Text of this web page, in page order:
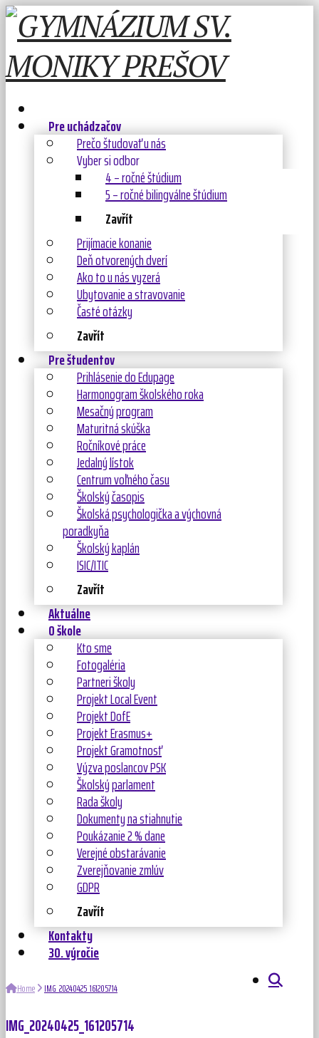
Pre uchádzačov
Prečo študovať u nás
Vyber si odbor
4 – ročné štúdium
5 – ročné bilingválne štúdium
Zavřít
Prijímacie konanie
Deň otvorených dverí
Ako to u nás vyzerá
Ubytovanie a stravovanie
Časté otázky
Zavřít
Pre študentov
Prihlásenie do Edupage
Harmonogram školského roka
Mesačný program
Maturitná skúška
Ročníkové práce
Jedalný lístok
Centrum voľného času
Školský časopis
Školská psychologička a výchovná
poradkyňa
Školský kaplán
ISIC/ITIC
Zavřít
Aktuálne
O škole
Kto sme
Fotogaléria
Partneri školy
Projekt Local Event
Projekt DofE
Projekt Erasmus+
Projekt Gramotnosť
Výzva poslancov PSK
Školský parlament
Rada školy
Dokumenty na stiahnutie
Poukázanie 2 % dane
Verejné obstarávanie
Zverejňovanie zmlúv
GDPR
Zavřít
Kontakty
30. výročie
Home IMG_20240425_161205714
IMG_20240425_161205714